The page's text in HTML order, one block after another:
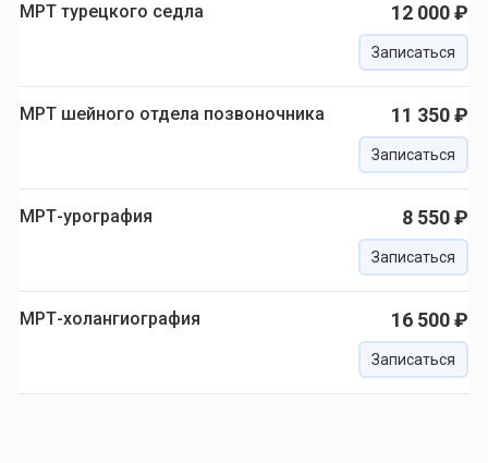
МРТ турецкого седла 12 000 ₽
Записаться
МРТ шейного отдела позвоночника 11 350 ₽
Записаться
МРТ-урография 8 550 ₽
Записаться
МРТ-холангиография 16 500 ₽
Записаться